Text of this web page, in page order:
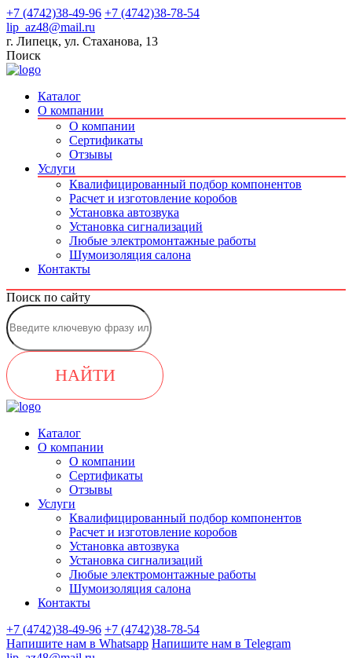
+7 (4742)38-49-96 +7 (4742)38-78-54
lip_az48@mail.ru
г. Липецк, ул. Стаханова, 13
Поиск
Каталог
О компании
О компании
Сертификаты
Отзывы
Услуги
Квалифицированный подбор компонентов
Расчет и изготовление коробов
Установка автозвука
Установка сигнализаций
Любые электромонтажные работы
Шумоизоляция салона
Контакты
Поиск по сайту
НАЙТИ
Каталог
О компании
О компании
Сертификаты
Отзывы
Услуги
Квалифицированный подбор компонентов
Расчет и изготовление коробов
Установка автозвука
Установка сигнализаций
Любые электромонтажные работы
Шумоизоляция салона
Контакты
+7 (4742)38-49-96 +7 (4742)38-78-54
Напишите нам в Whatsapp Напишите нам в Telegram